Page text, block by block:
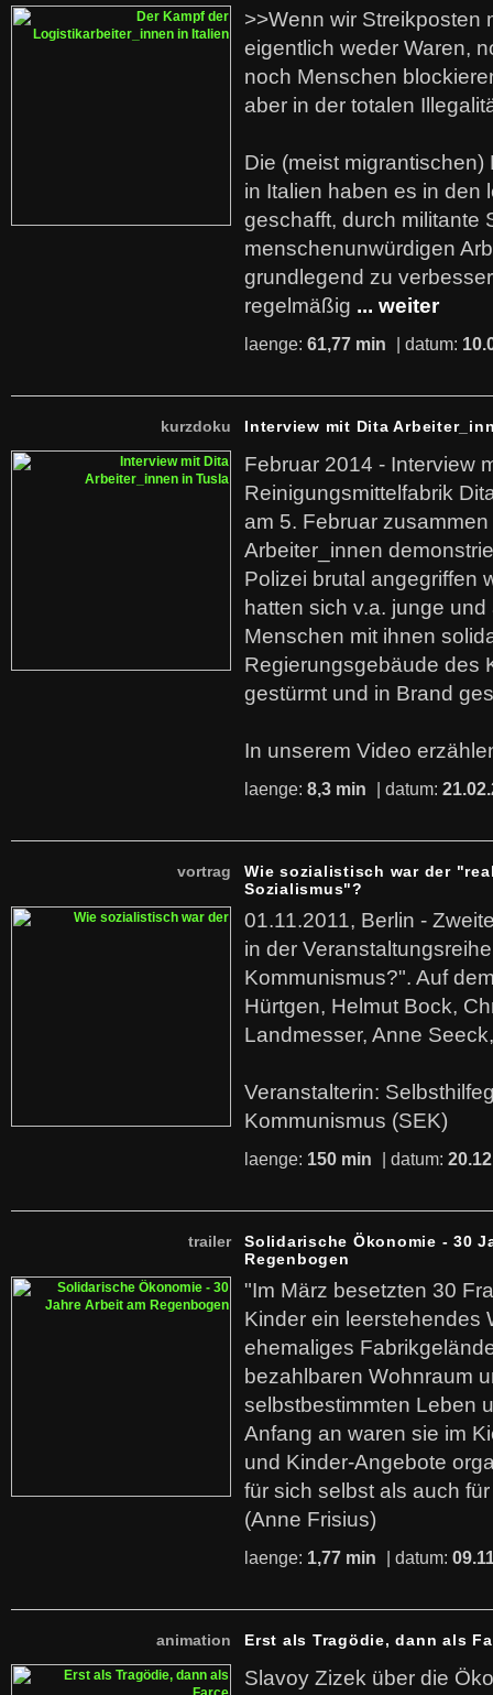
>>Wenn wir Streikposten
eigentlich weder Waren,
noch Menschen
aber in der totalen
Die (meist
in Italien haben es in den
geschafft, durch militante
menschenunwürdigen
grundlegend zu
regelmäßig ... weiter
laenge: 61,77 min | datum:
kurzdoku Interview mit Dita
Februar 2014 - Interview
Reinigungsmittelfabrik
am 5. Februar
Arbeiter_innen
Polizei brutal angegriffen
hatten sich v.a. junge
Menschen mit ihnen
Regierungsgebäude des
gestürmt und in Brand
In unserem Video
laenge: 8,3 min | datum:
vortrag
Wie sozialistisch war der
Sozialismus"?
01.11.2011, Berlin -
in der
Kommunismus?". Auf
Hürtgen, Helmut Bock,
Landmesser, Anne
Veranstalterin:
Kommunismus (SEK)
laenge: 150 min | datum:
trailer
Solidarische Ökonomie - 30
Regenbogen
"Im März besetzten 30
Kinder ein leerstehendes
ehemaliges
bezahlbaren Wohnraum
selbstbestimmten Leben
Anfang an waren sie im
und Kinder-Angebote
für sich selbst als auch
(Anne Frisius)
laenge: 1,77 min | datum:
animation Erst als Tragödie, dann als
Slavoy Zizek über die